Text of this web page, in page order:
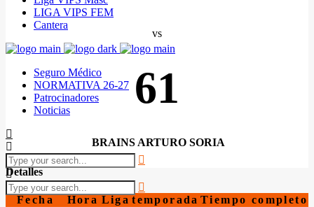
LIGA VIPS FEM
Cantera
Seguro Médico
NORMATIVA 26-27
Patrocinadores
Noticias
vs
61
BRAINS ARTURO SORIA
Detalles
Fecha Hora Liga temporada Tiempo completo